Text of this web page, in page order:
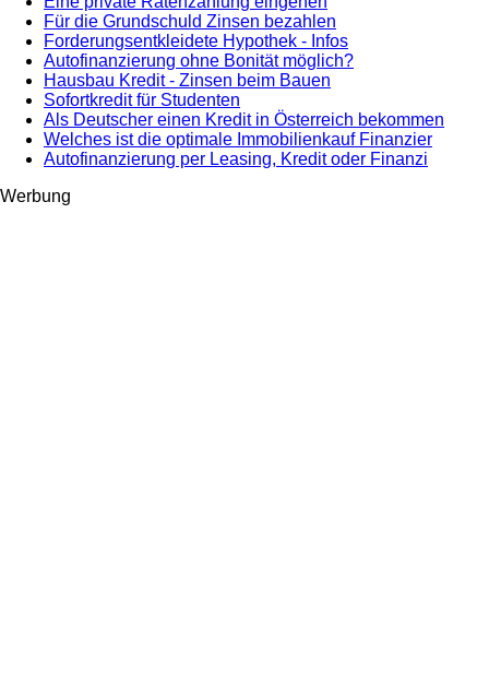
Für die Grundschuld Zinsen bezahlen
Forderungsentkleidete Hypothek - Infos
Autofinanzierung ohne Bonität möglich?
Hausbau Kredit - Zinsen beim Bauen
Sofortkredit für Studenten
Als Deutscher einen Kredit in Österreich bekommen
Welches ist die optimale Immobilienkauf Finanzier
Autofinanzierung per Leasing, Kredit oder Finanzi
Werbung